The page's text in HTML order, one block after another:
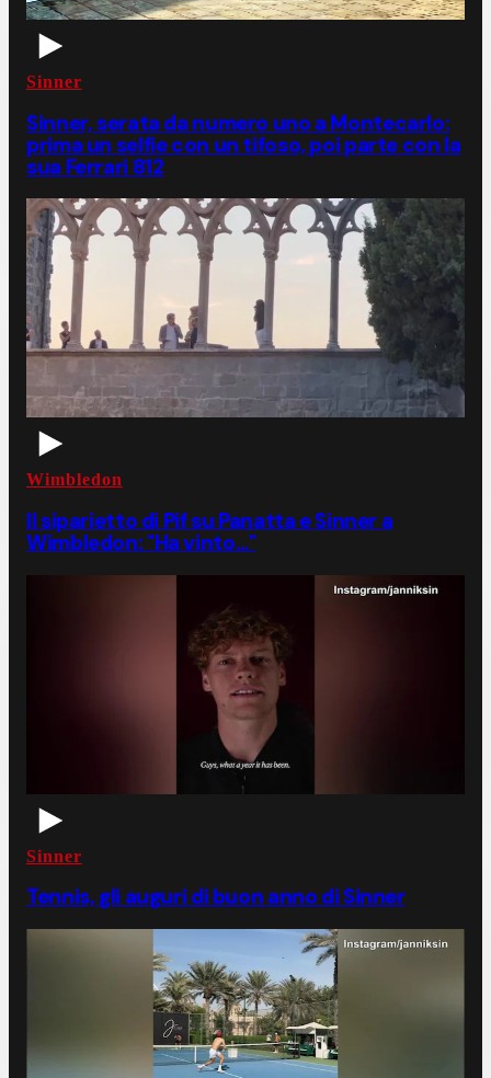
Sinner
Sinner, serata da numero uno a Montecarlo:
prima un selfie con un tifoso, poi parte con la
sua Ferrari 812
Wimbledon
Il siparietto di Pif su Panatta e Sinner a
Wimbledon: "Ha vinto…"
Sinner
Tennis, gli auguri di buon anno di Sinner